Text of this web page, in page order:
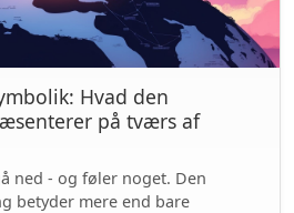
Hvad den
på tværs af
ned - og føler noget. Den
betyder mere end bare